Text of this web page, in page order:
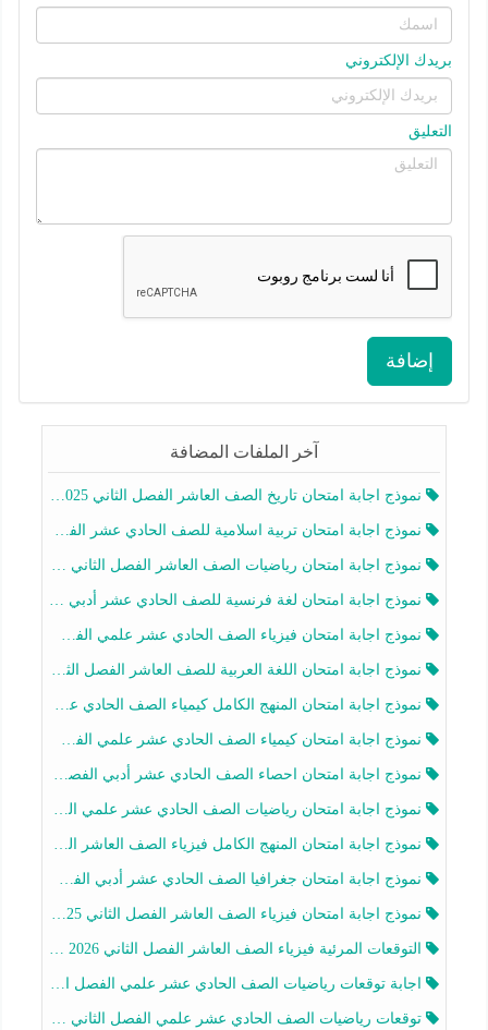
بريدك الإلكتروني
التعليق
إضافة
آخر الملفات المضافة
نموذج اجابة امتحان تاريخ الصف العاشر الفصل الثاني 2025-2026
نموذج اجابة امتحان تربية اسلامية للصف الحادي عشر الفصل الثاني 2025-2026
نموذج اجابة امتحان رياضيات الصف العاشر الفصل الثاني 2025-2026
نموذج اجابة امتحان لغة فرنسية للصف الحادي عشر أدبي الفصل الثاني 2025-2026
نموذج اجابة امتحان فيزياء الصف الحادي عشر علمي الفصل الثاني 2025-2026
نموذج اجابة امتحان اللغة العربية للصف العاشر الفصل الثاني 2025-2026
نموذج اجابة امتحان المنهج الكامل كيمياء الصف الحادي عشر علمي الفصل الثاني 2025-2026
نموذج اجابة امتحان كيمياء الصف الحادي عشر علمي الفصل الثاني 2025-2026
نموذج اجابة امتحان احصاء الصف الحادي عشر أدبي الفصل الثاني 2025-2026
نموذج اجابة امتحان رياضيات الصف الحادي عشر علمي الفصل الثاني 2025-2026
نموذج اجابة امتحان المنهج الكامل فيزياء الصف العاشر الفصل الثاني 2025-2026
نموذج اجابة امتحان جغرافيا الصف الحادي عشر أدبي الفصل الثاني 2025-2026
نموذج اجابة امتحان فيزياء الصف العاشر الفصل الثاني 2025-2026
التوقعات المرئية فيزياء الصف العاشر الفصل الثاني 2026 أ هيثم الليثي
اجابة توقعات رياضيات الصف الحادي عشر علمي الفصل الثاني 2025-2026 أ عمرو فايز
توقعات رياضيات الصف الحادي عشر علمي الفصل الثاني 2025-2026 أ عمرو فايز